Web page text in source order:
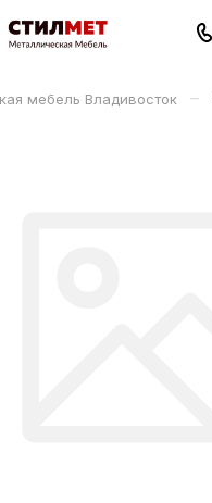
мебель Владивосток –